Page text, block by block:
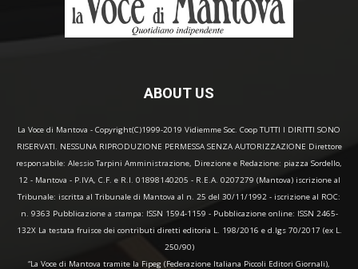
ABOUT US
La Voce di Mantova - Copyright(C)1999-2019 Vidiemme Soc. Coop TUTTI I DIRITTI SONO
RISERVATI. NESSUNA RIPRODUZIONE PERMESSA SENZA AUTORIZZAZIONE Direttore
responsabile: Alessio Tarpini Amministrazione, Direzione e Redazione: piazza Sordello,
12 - Mantova - P.IVA, C.F. e R.I. 01898140205 - R.E.A. 0207279 (Mantova) iscrizione al
Tribunale: iscritta al Tribunale di Mantova al n. 25 del 30/11/1992 - iscrizione al ROC:
n. 9363 Pubblicazione a stampa: ISSN 1594-1159 - Pubblicazione online: ISSN 2465-
132X La testata fruisce dei contributi diretti editoria L. 198/2016 e d.lgs 70/2017 (ex L.
250/90)
“La Voce di Mantova tramite la Fipeg (Federazione Italiana Piccoli Editori Giornali),